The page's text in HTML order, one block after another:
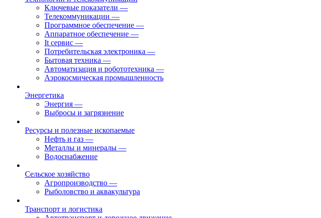
Ключевые показатели —
Телекоммуникации —
Программное обеспечение —
Аппаратное обеспечение —
It сервис —
Потребительская электроника —
Бытовая техника —
Автоматизация и робототехника —
Аэрокосмическая промышленность
Энергетика
Энергия —
Выбросы и загрязнение
Ресурсы и полезные ископаемые
Нефть и газ —
Металлы и минералы —
Водоснабжение
Сельское хозяйство
Агропроизводство —
Рыболовство и аквакультура
Транспорт и логистика